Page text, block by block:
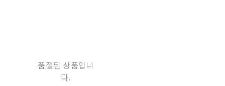
품절된 상품입니
다.